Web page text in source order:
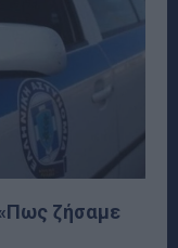
ζήσαμε